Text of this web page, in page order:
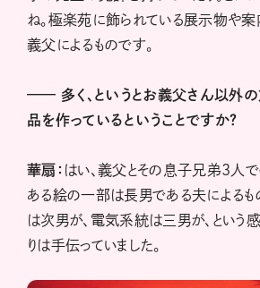
ね。極楽苑に飾られている展示物や案
義父によるものです。
—— 多く、というとお義父さん以外
品を作っているということですか？
華扇： はい、義父とその息子兄弟3人で
ある絵の一部は長男である夫によるも
は次男が、電気系統は三男が、という
りは手伝っていました。